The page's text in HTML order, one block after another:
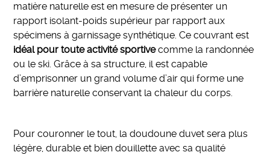
matière naturelle est en mesure de présenter un
rapport isolant-poids supérieur par rapport aux
spécimens à garnissage synthétique. Ce couvrant est
idéal pour toute activité sportivecomme la randonnée
ou le ski. Grâce à sa structure, il est capable
d’emprisonner un grand volume d’air qui forme une
barrière naturelle conservant la chaleur du corps.
Pour couronner le tout, la doudoune duvet sera plus
légère, durable et bien douillette avec sa qualité